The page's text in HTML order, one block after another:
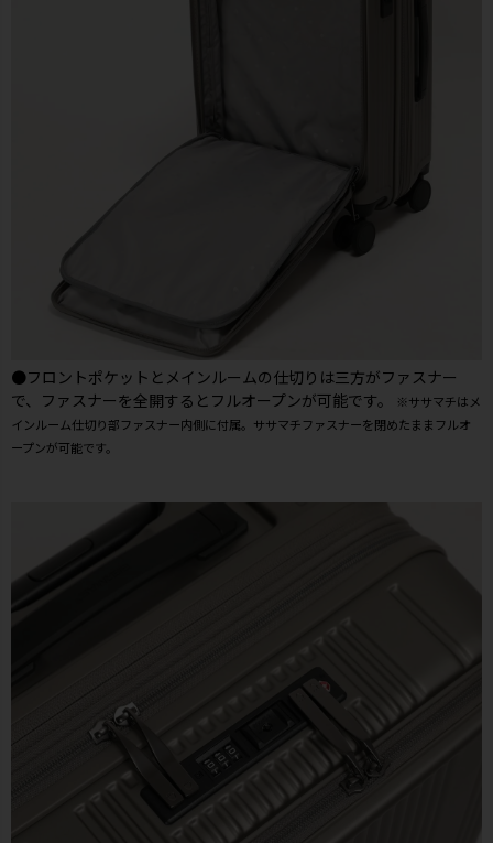
●フロントポケットとメインルームの仕切りは三方がファスナー
で、ファスナーを全開するとフルオープンが可能です。
※ササマチはメ
インルーム仕切り部ファスナー内側に付属。ササマチファスナーを閉めたままフルオ
ープンが可能です。